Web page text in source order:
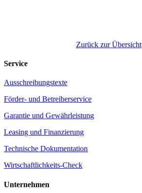
Zurück zur Übersicht
Service
Ausschreibungstexte
Förder- und Betreiberservice
Garantie und Gewährleistung
Leasing und Finanzierung
Technische Dokumentation
Wirtschaftlichkeits-Check
Unternehmen